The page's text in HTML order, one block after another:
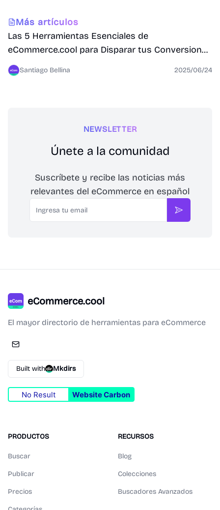
Más artículos
Conversión
Las 5 Herramientas Esenciales de
eCommerce.cool para Disparar tus Conversiones
y Mejorar la UX
Santiago Bellina 2025/06/24
NEWSLETTER
Únete a la comunidad
Suscríbete y recibe las noticias más
relevantes del eCommerce en español
Email
Suscribirse
eCommerce.cool
El mayor directorio de herramientas para eCommerce
Built with Mkdirs
No Result Website Carbon
PRODUCTOS
Buscar
Publicar
Precios
RECURSOS
Blog
Colecciones
Buscadores Avanzados